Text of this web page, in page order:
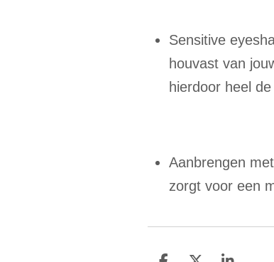
Sensitive
houvast van
hierdoor heel
Aanbrengen
zorgt voor een